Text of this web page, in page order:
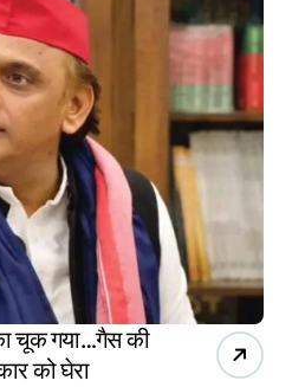
चूक गया…गैस की
को घेरा